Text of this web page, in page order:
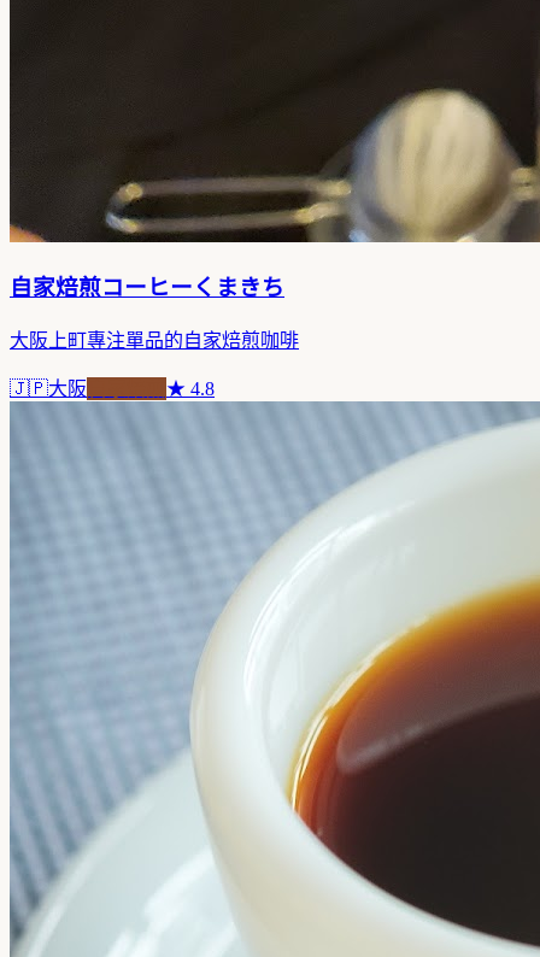
自家焙煎コーヒーくまきち
大阪上町專注單品的自家焙煎咖啡
🇯🇵大阪 ★ 4.8